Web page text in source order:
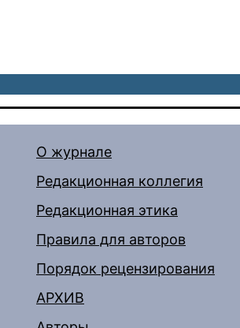
О журнале
Редакционная коллегия
Редакционная этика
Правила для авторов
Порядок рецензирования
АРХИВ